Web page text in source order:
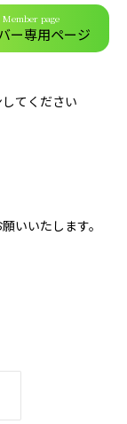
Member page
ー専用ページ
てください
いいたします。